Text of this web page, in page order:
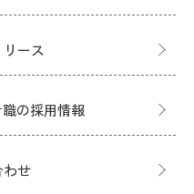
ース
の採用情報
わせ